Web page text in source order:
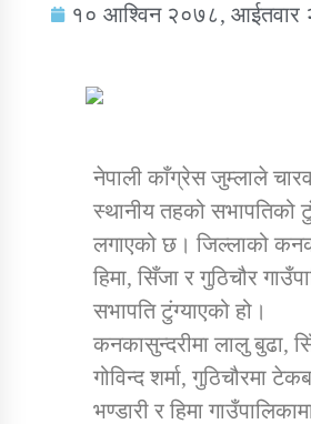
कर्णाली प्रविधि शिक्षालय
सामाजिक बिकास
१० आश्विन २०७८, आईतवार
नेपाली काँग्रेस जुम्लाले
स्थानीय तहको सभापतिको
लगाएको छ। जिल्लाको
हिमा, सिँजा र गुठिचौर
सभापति टुंग्याएको हो।
कनकासुन्दरीमा लालु बुढा,
गोविन्द शर्मा, गुठिचौरमा
भण्डारी र हिमा